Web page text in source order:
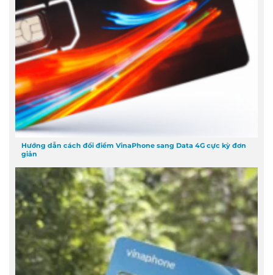
Hướng dẫn cách đổi điểm VinaPhone sang Data 4G cực kỳ đơn
giản